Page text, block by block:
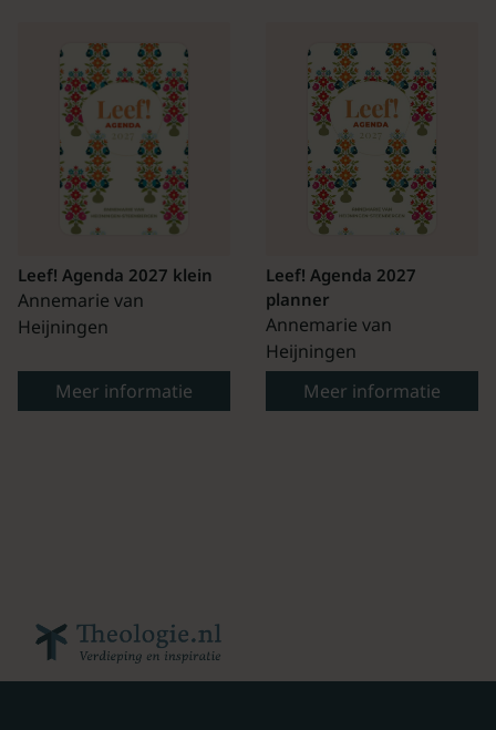
Leef! Agenda 2027 klein
Annemarie van
Heijningen
Meer informatie
Leef! Agenda 2027
planner
Annemarie van
Heijningen
Meer informatie